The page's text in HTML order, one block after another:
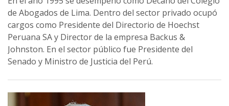
de Abogados de Lima. Dentro del sector privado ocupó
cargos como Presidente del Directorio de Hoechst
Peruana SA y Director de la empresa Backus &
Johnston. En el sector público fue Presidente del
Senado y Ministro de Justicia del Perú.